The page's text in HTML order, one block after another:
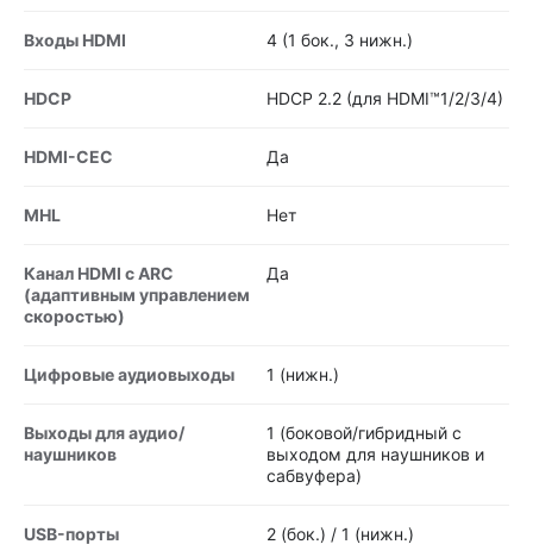
Входы HDMI 4 (1 бок., 3 нижн.)
HDCP HDCP 2.2 (для HDMI™1/2/3/4)
HDMI-CEC Да
MHL Нет
Канал HDMI с ARC
(адаптивным управлением
скоростью)
Да
Цифровые аудиовыходы 1 (нижн.)
Выходы для аудио/
наушников
1 (боковой/гибридный с
выходом для наушников и
сабвуфера)
USB-порты 2 (бок.) / 1 (нижн.)